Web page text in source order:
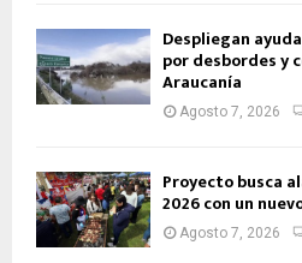
Despliegan
por desbordes y
Araucanía
Agosto 7, 2026
Proyecto busca
2026 con un
Agosto 7, 2026